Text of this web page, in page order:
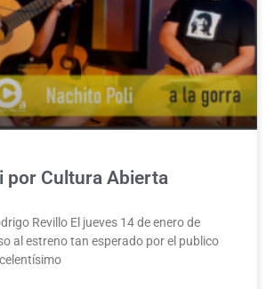
por Cultura Abierta
Revillo El jueves 14 de enero de
al estreno tan esperado por el publico